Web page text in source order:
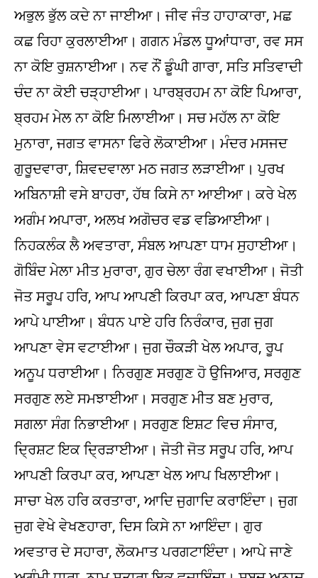
ਅਭੁਲ ਭੁੱਲ ਕਦੇ ਨਾ ਜਾਈਆ। ਜੀਵ ਜੰਤ ਹਾਹਾਕਾਰਾ, ਮਛ
ਕਛ ਰਿਹਾ ਕੁਰਲਾਈਆ। ਗਗਨ ਮੰਡਲ ਧੂਆਂਧਾਰਾ, ਰਵ ਸਸ
ਨਾ ਕੋਇ ਰੁਸ਼ਨਾਈਆ। ਨਵ ਨੌਂ ਡੂੰਘੀ ਗਾਰਾ, ਸਤਿ ਸਤਿਵਾਦੀ
ਚੰਦ ਨਾ ਕੋਈ ਚੜ੍ਹਾਈਆ। ਪਾਰਬ੍ਰਹਮ ਨਾ ਕੋਇ ਪਿਆਰਾ,
ਬ੍ਰਹਮ ਮੇਲ ਨਾ ਕੋਇ ਮਿਲਾਈਆ। ਸਚ ਮਹੱਲ ਨਾ ਕੋਇ
ਮੁਨਾਰਾ, ਜਗਤ ਵਾਸਨਾ ਫਿਰੇ ਲੋਕਾਈਆ। ਮੰਦਰ ਮਸਜਦ
ਗੁਰੂਦਵਾਰਾ, ਸ਼ਿਵਦਵਾਲਾ ਮਠ ਜਗਤ ਲੜਾਈਆ। ਪੁਰਖ
ਅਬਿਨਾਸ਼ੀ ਵਸੇ ਬਾਹਰਾ, ਹੱਥ ਕਿਸੇ ਨਾ ਆਈਆ। ਕਰੇ ਖੇਲ
ਅਗੰਮ ਅਪਾਰਾ, ਅਲਖ ਅਗੋਚਰ ਵਡ ਵਡਿਆਈਆ।
ਨਿਹਕਲੰਕ ਲੈ ਅਵਤਾਰਾ, ਸੰਬਲ ਆਪਣਾ ਧਾਮ ਸੁਹਾਈਆ।
ਗੋਬਿੰਦ ਮੇਲਾ ਮੀਤ ਮੁਰਾਰਾ, ਗੁਰ ਚੇਲਾ ਰੰਗ ਵਖਾਈਆ। ਜੋਤੀ
ਜੋਤ ਸਰੂਪ ਹਰਿ, ਆਪ ਆਪਣੀ ਕਿਰਪਾ ਕਰ, ਆਪਣਾ ਬੰਧਨ
ਆਪੇ ਪਾਈਆ। ਬੰਧਨ ਪਾਏ ਹਰਿ ਨਿਰੰਕਾਰ, ਜੁਗ ਜੁਗ
ਆਪਣਾ ਵੇਸ ਵਟਾਈਆ। ਜੁਗ ਚੌਕੜੀ ਖੇਲ ਅਪਾਰ, ਰੂਪ
ਅਨੂਪ ਧਰਾਈਆ। ਨਿਰਗੁਣ ਸਰਗੁਣ ਹੋ ਉਜਿਆਰ, ਸਰਗੁਣ
ਸਰਗੁਣ ਲਏ ਸਮਝਾਈਆ। ਸਰਗੁਣ ਮੀਤ ਬਣ ਮੁਰਾਰ,
ਸਗਲਾ ਸੰਗ ਨਿਭਾਈਆ। ਸਰਗੁਣ ਇਸ਼ਟ ਵਿਚ ਸੰਸਾਰ,
ਦ੍ਰਿਸ਼ਟ ਇਕ ਦ੍ਰਿੜਾਈਆ। ਜੋਤੀ ਜੋਤ ਸਰੂਪ ਹਰਿ, ਆਪ
ਆਪਣੀ ਕਿਰਪਾ ਕਰ, ਆਪਣਾ ਖੇਲ ਆਪ ਖਿਲਾਈਆ।
ਸਾਚਾ ਖੇਲ ਹਰਿ ਕਰਤਾਰਾ, ਆਦਿ ਜੁਗਾਦਿ ਕਰਾਇੰਦਾ। ਜੁਗ
ਜੁਗ ਵੇਖੇ ਵੇਖਣਹਾਰਾ, ਦਿਸ ਕਿਸੇ ਨਾ ਆਇੰਦਾ। ਗੁਰ
ਅਵਤਾਰ ਦੇ ਸਹਾਰਾ, ਲੋਕਮਾਤ ਪਰਗਟਾਇੰਦਾ। ਆਪੇ ਜਾਣੇ